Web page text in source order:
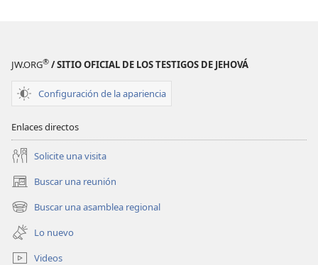
JW.ORG® / SITIO OFICIAL DE LOS TESTIGOS DE JEHOVÁ
Configuración de la apariencia
Enlaces directos
Solicite una visita
Buscar una reunión
(abre
una
nueva
ventana)
Buscar una asamblea regional
(abre
una
nueva
ventana)
Lo nuevo
Videos